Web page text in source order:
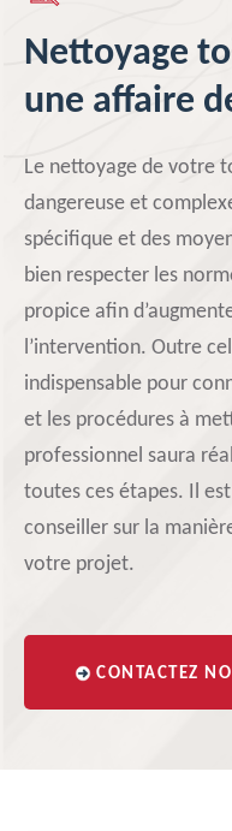
Nettoyage
une affaire
Le nettoyage de votre
dangereuse et
spécifique et des
bien respecter les
propice afin
l’intervention. Outre
indispensable pour
et les procédures à
professionnel saura
toutes ces étapes. Il
conseiller sur la
votre projet.
CONTACTEZ